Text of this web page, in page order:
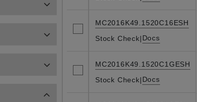
MC2016K49.1520C16ESH
Stock Check|Docs
MC2016K49.1520C1GESH
Stock Check|Docs